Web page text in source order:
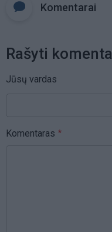
Komentarai
Rašyti
Jūsų vardas
Komentaras